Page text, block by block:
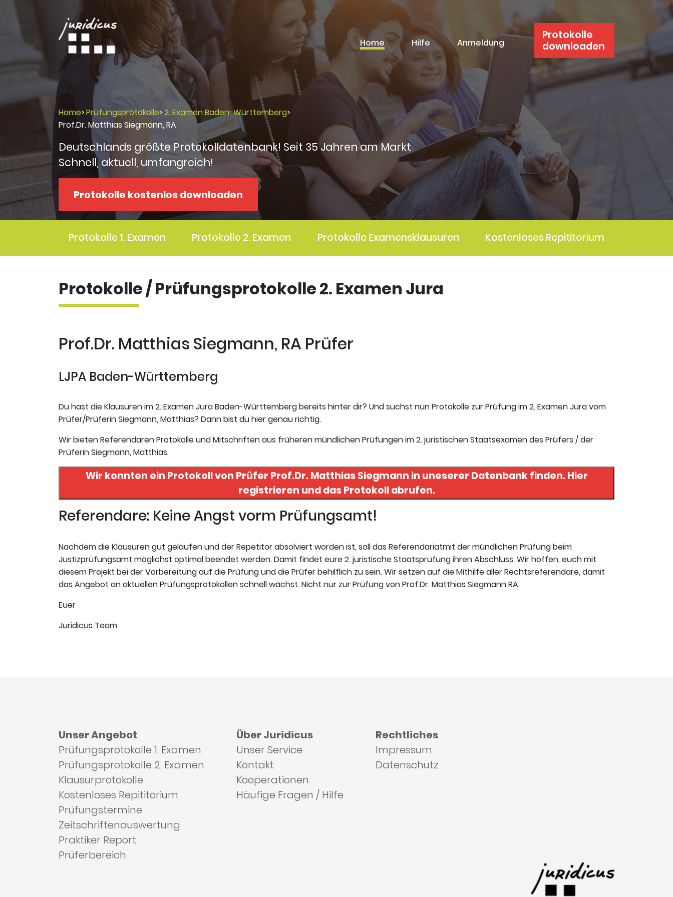
Home Hilfe Anmeldung
Protokolle
downloaden
Home>Prüfungsprotokolle>2. Examen Baden-Württemberg>
Prof.Dr. Matthias Siegmann, RA
Deutschlands größte Protokolldatenbank! Seit 35 Jahren am Markt
Schnell, aktuell, umfangreich!
Protokolle kostenlos downloaden
Protokolle 1. Examen Protokolle 2. Examen Protokolle Examensklausuren Kostenloses Repititorium
Protokolle / Prüfungsprotokolle 2. Examen Jura
Prof.Dr. Matthias Siegmann, RA Prüfer
LJPA Baden-Württemberg
Du hast die Klausuren im 2. Examen Jura Baden-Württemberg bereits hinter dir? Und suchst nun Protokolle zur Prüfung im 2. Examen Jura vom
Prüfer/Prüferin Siegmann, Matthias? Dann bist du hier genau richtig.
Wir bieten Referendaren Protokolle und Mitschriften aus früheren mündlichen Prüfungen im 2. juristischen Staatsexamen des Prüfers / der
Prüferin Siegmann, Matthias.
Wir konnten ein Protokoll von Prüfer Prof.Dr. Matthias Siegmann in uneserer Datenbank finden. Hier
registrieren und das Protokoll abrufen.
Referendare: Keine Angst vorm Prüfungsamt!
Nachdem die Klausuren gut gelaufen und der Repetitor absolviert worden ist, soll das Referendariatmit der mündlichen Prüfung beim
Justizprüfungsamt möglichst optimal beendet werden. Damit findet eure 2. juristische Staatsprüfung ihren Abschluss. Wir hoffen, euch mit
diesem Projekt bei der Vorbereitung auf die Prüfung und die Prüfer behilflich zu sein. Wir setzen auf die Mithilfe aller Rechtsreferendare, damit
das Angebot an aktuellen Prüfungsprotokollen schnell wächst. Nicht nur zur Prüfung von Prof.Dr. Matthias Siegmann RA.
Euer
Juridicus Team
Unser Angebot
Prüfungsprotokolle 1. Examen
Prüfungsprotokolle 2. Examen
Klausurprotokolle
Kostenloses Repititorium
Prüfungstermine
Zeitschriftenauswertung
Praktiker Report
Prüferbereich
Über Juridicus
Unser Service
Kontakt
Kooperationen
Häufige Fragen / Hilfe
Rechtliches
Impressum
Datenschutz